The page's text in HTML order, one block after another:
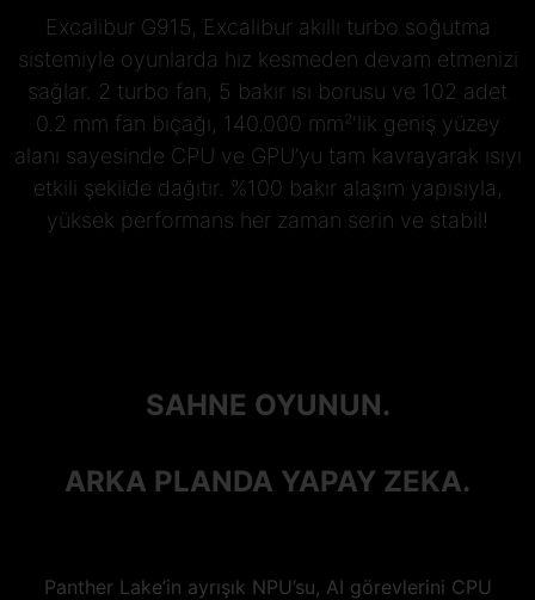
Excalibur G915, Excalibur akıllı turbo soğutma
sistemiyle oyunlarda hız kesmeden devam etmenizi
sağlar. 2 turbo fan, 5 bakır ısı borusu ve 102 adet
0.2 mm fan bıçağı, 140.000 mm²'lik geniş yüzey
alanı sayesinde CPU ve GPU’yu tam kavrayarak ısıyı
etkili şekilde dağıtır. %100 bakır alaşım yapısıyla,
yüksek performans her zaman serin ve stabil!
SAHNE OYUNUN.
ARKA PLANDA YAPAY ZEKA.
Panther Lake’in ayrışık NPU’su, AI görevlerini CPU